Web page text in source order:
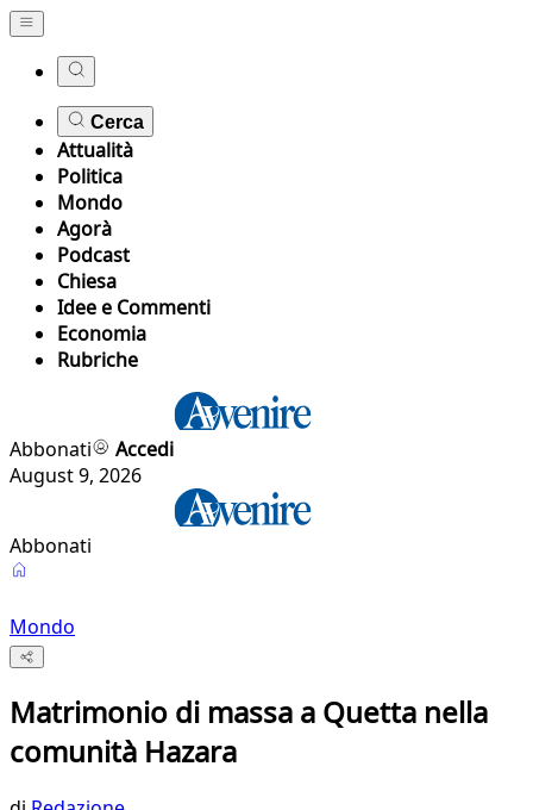
Cerca
Attualità
Politica
Mondo
Agorà
Podcast
Chiesa
Idee e Commenti
Economia
Rubriche
Abbonati
Accedi
August 9, 2026
Abbonati
Mondo
Matrimonio di massa a Quetta nella
comunità Hazara